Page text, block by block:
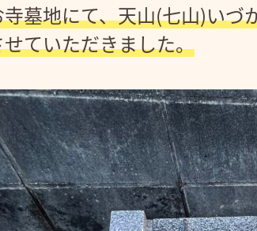
墓地にて、天山(七山)いづ
ていただきました。